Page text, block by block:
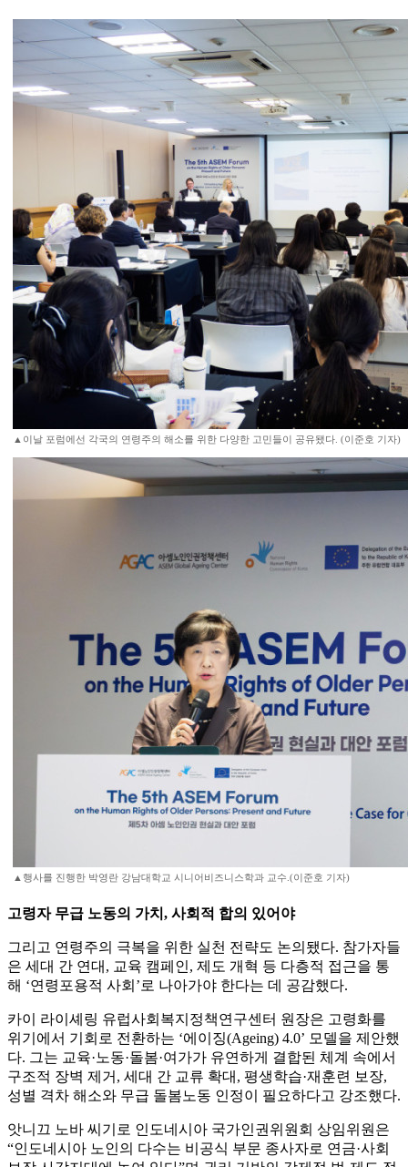
▲이날 포럼에선 각국의 연령주의 해소를 위한 다양한 고민들이 공유됐다. (이준호 기자)
▲행사를 진행한 박영란 강남대학교 시니어비즈니스학과 교수.(이준호 기자)
고령자 무급 노동의 가치, 사회적 합의 있어야
그리고 연령주의 극복을 위한 실천 전략도 논의됐다. 참가자들
은 세대 간 연대, 교육 캠페인, 제도 개혁 등 다층적 접근을 통
해 ‘연령포용적 사회’로 나아가야 한다는 데 공감했다.
카이 라이셰링 유럽사회복지정책연구센터 원장은 고령화를
위기에서 기회로 전환하는 ‘에이징(Ageing) 4.0’ 모델을 제안했
다. 그는 교육·노동·돌봄·여가가 유연하게 결합된 체계 속에서
구조적 장벽 제거, 세대 간 교류 확대, 평생학습·재훈련 보장,
성별 격차 해소와 무급 돌봄노동 인정이 필요하다고 강조했다.
앗니끄 노바 씨기로 인도네시아 국가인권위원회 상임위원은
“인도네시아 노인의 다수는 비공식 부문 종사자로 연금·사회